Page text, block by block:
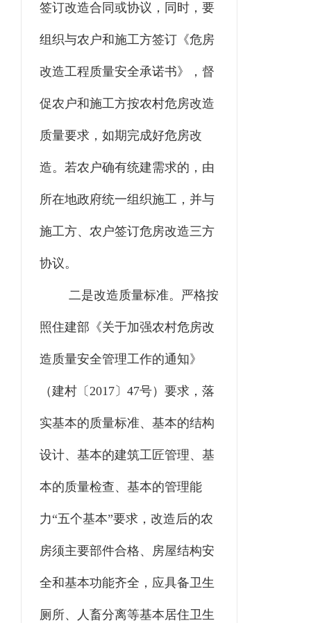
签订改造合同或协议，同时，要
组织与农户和施工方签订《危房
改造工程质量安全承诺书》，督
促农户和施工方按农村危房改造
质量要求，如期完成好危房改
造。若农户确有统建需求的，由
所在地政府统一组织施工，并与
施工方、农户签订危房改造三方
协议。
二是改造质量标准。严格按
照住建部《关于加强农村危房改
造质量安全管理工作的通知》
（建村〔2017〕47号）要求，落
实基本的质量标准、基本的结构
设计、基本的建筑工匠管理、基
本的质量检查、基本的管理能
力“五个基本”要求，改造后的农
房须主要部件合格、房屋结构安
全和基本功能齐全，应具备卫生
厕所、人畜分离等基本居住卫生